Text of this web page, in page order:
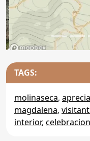
TAGS:
molinaseca,
magdalena,
interior,